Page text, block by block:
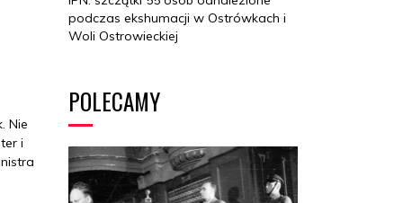
Nie
i
podczas ekshumacji w Ostrówkach i
Woli Ostrowieckiej
POLECAMY